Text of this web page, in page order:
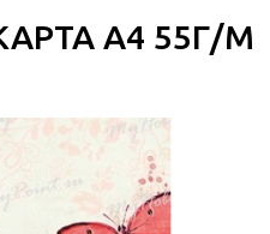
А4 55Г/М